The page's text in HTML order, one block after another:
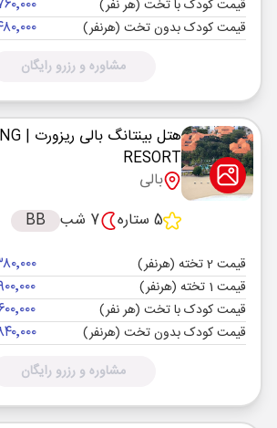
قیمت کودک با تخت (هر نفر)
قیمت کودک بدون تخت (هرنفر)
مشاوره و رزرو رایگان
هتل بینتانگ بالی ریزورت
RESORT
بالی
5 ستاره
7 شب BB
قیمت 2 تخته (هرنفر)
قیمت 1 تخته (هرنفر)
قیمت کودک با تخت (هر نفر)
قیمت کودک بدون تخت (هرنفر)
مشاوره و رزرو رایگان